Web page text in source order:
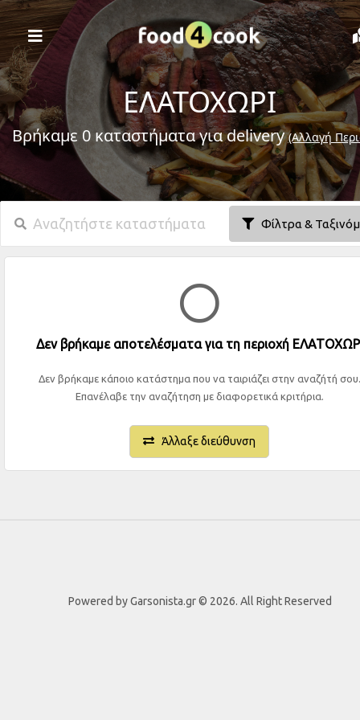
ΕΛΑΤΟΧΩΡΙ
Βρήκαμε 0 καταστήματα για delivery(Αλλαγή
Φίλτρα &
Δεν βρήκαμε αποτελέσματα για τη περιοχή
Δεν βρήκαμε κάποιο κατάστημα που να ταιριάζει στην αναζήτή σου.
Επανέλαβε την αναζήτηση με διαφορετικά κριτήρια.
Άλλαξε διεύθυνση
Powered by Garsonista.gr © 2026. All Right Reserved